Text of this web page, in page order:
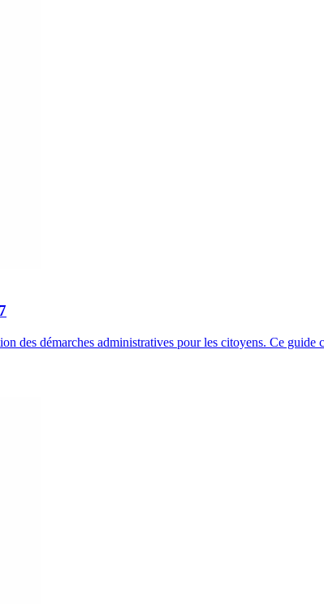
des démarches administratives pour les citoyens. Ce